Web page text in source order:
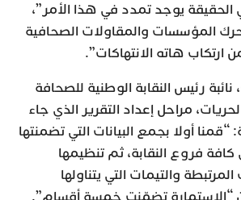
الحقيقة يوجد تمدد في هذا الأمر”،
المؤسسات والمقاولات الصحافية
ارتكاب هاته الانتهاكات”.
رئيس النقابة الوطنية للصحافة
مراحل إعداد التقرير الذي جاء
“قمنا أولا بجمع البيانات التي تضمنتها
فروع النقابة، ثم تنظيمها
والتيمات التي يتناولها